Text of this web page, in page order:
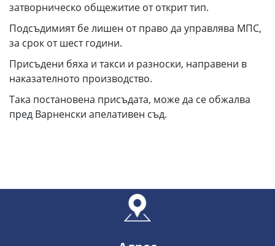
затворническо общежитие от открит тип.
Подсъдимият бе лишен от право да управлява МПС,
за срок от шест години.
Присъдени бяха и такси и разноски, направени в
наказателното производство.
Така постановена присъдата, може да се обжалва
пред Варненски апелативен съд.